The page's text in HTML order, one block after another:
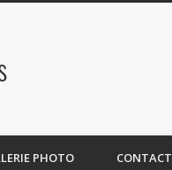
PHOTO CONTACT